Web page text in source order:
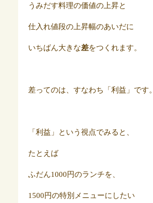
うみだす料理の価値の上昇と
仕入れ値段の上昇幅のあいだに
いちばん大きな差をつくれます。
差ってのは、すなわち「利益」です。
「利益」という視点でみると、
たとえば
ふだん1000円のランチを、
1500円の特別メニューにしたい